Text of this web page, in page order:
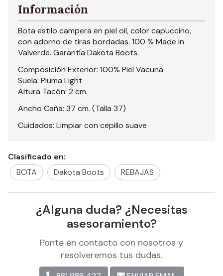
Información
Bota estilo campera en piel oil, color capuccino,
con adorno de tiras bordadas. 100 % Made in
Valverde. Garantía Dakota Boots.
Composición Exterior: 100% Piel Vacuna
Suela: Pluma Light
Altura Tacón: 2 cm.
Ancho Caña: 37 cm. (Talla 37)
Cuidados: Limpiar con cepillo suave
Clasificado en:
BOTA
Dakota Boots REBAJAS
¿Alguna duda? ¿Necesitas
asesoramiento?
Ponte en contacto con nosotros y
resolveremos tus dudas.